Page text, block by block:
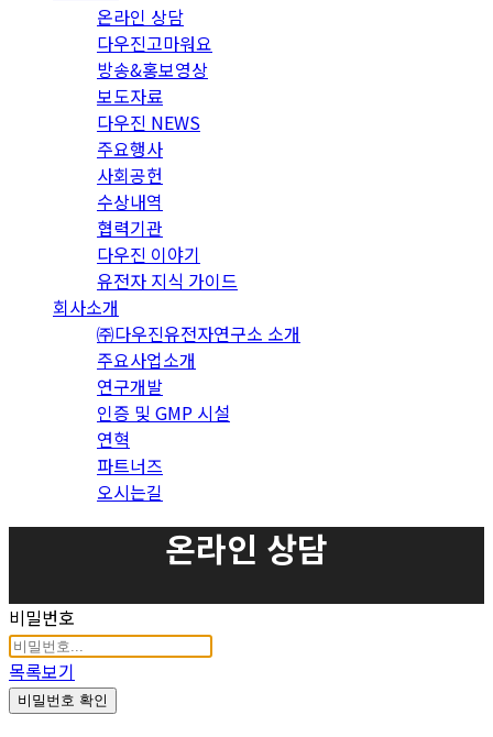
온라인 상담
다우진고마워요
방송&홍보영상
보도자료
다우진 NEWS
주요행사
사회공헌
수상내역
협력기관
다우진 이야기
유전자 지식 가이드
회사소개
㈜다우진유전자연구소 소개
주요사업소개
연구개발
인증 및 GMP 시설
연혁
파트너즈
오시는길
온라인 상담
비밀번호
목록보기
비밀번호 확인